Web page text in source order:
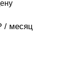
/ месяц